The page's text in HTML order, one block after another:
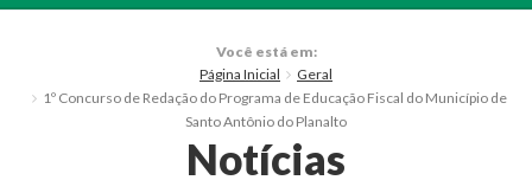
Histórico
Você está em:
Página Inicial
Geral
1º Concurso de Redação do Programa de Educação Fiscal do Município de
Santo Antônio do Planalto
Notícias